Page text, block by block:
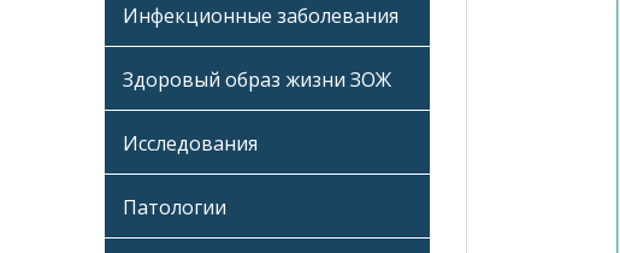
Инфекционные заболевания
Здоровый образ жизни ЗОЖ
Исследования
Патологии